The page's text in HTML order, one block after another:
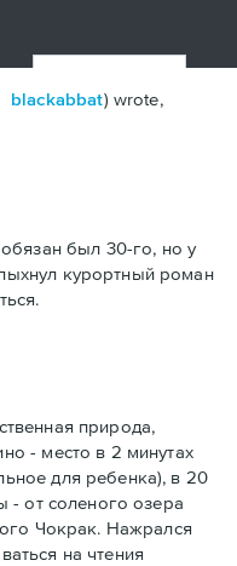
blackabbat) wrote,
был 30-го, но у
курортный роман
природа,
- место в 2 минутах
для ребенка), в 20
- от соленого озера
Чокрак. Нажрался
на чтения